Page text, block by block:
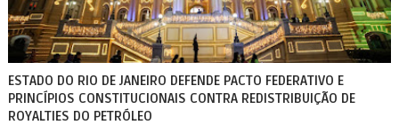
ESTADO DO RIO DE JANEIRO DEFENDE PACTO FEDERATIVO E
PRINCÍPIOS CONSTITUCIONAIS CONTRA REDISTRIBUIÇÃO DE
ROYALTIES DO PETRÓLEO